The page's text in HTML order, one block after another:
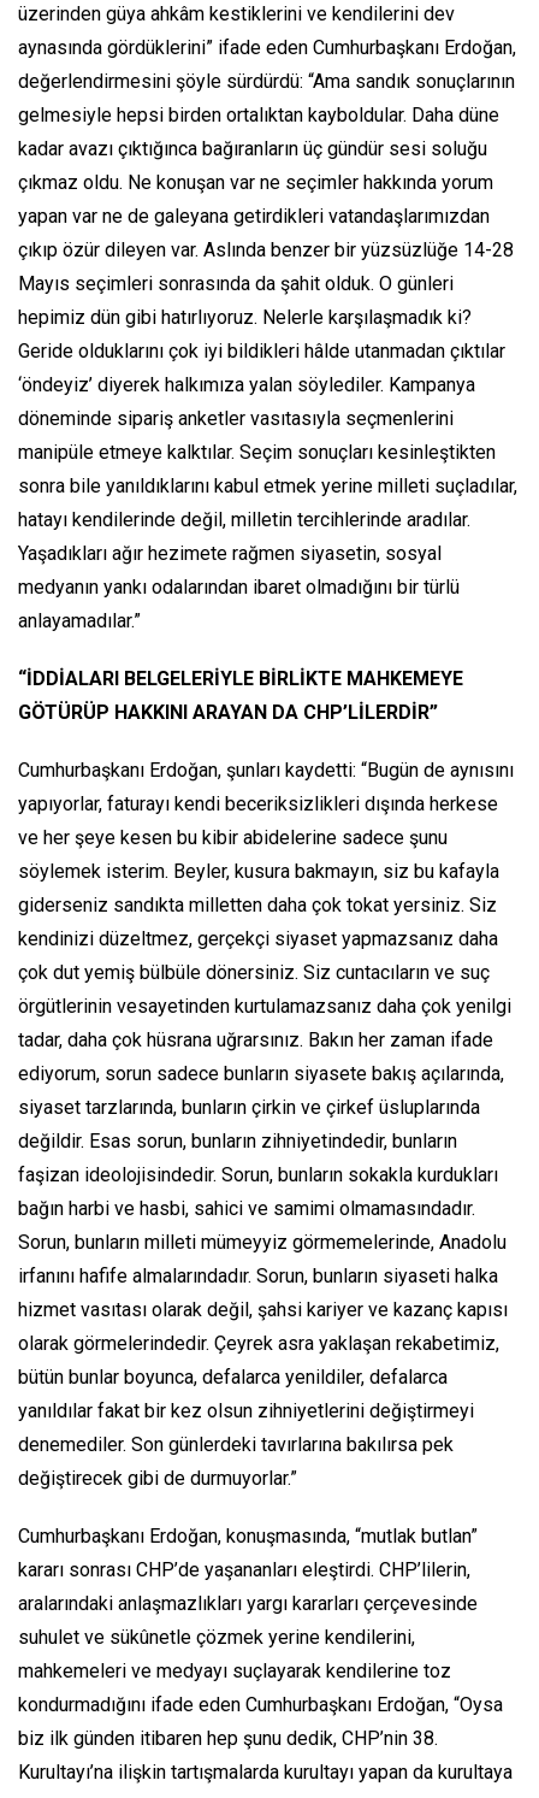
üzerinden güya ahkâm kestiklerini ve kendilerini dev
aynasında gördüklerini” ifade eden Cumhurbaşkanı Erdoğan,
değerlendirmesini şöyle sürdürdü: “Ama sandık sonuçlarının
gelmesiyle hepsi birden ortalıktan kayboldular. Daha düne
kadar avazı çıktığınca bağıranların üç gündür sesi soluğu
çıkmaz oldu. Ne konuşan var ne seçimler hakkında yorum
yapan var ne de galeyana getirdikleri vatandaşlarımızdan
çıkıp özür dileyen var. Aslında benzer bir yüzsüzlüğe 14-28
Mayıs seçimleri sonrasında da şahit olduk. O günleri
hepimiz dün gibi hatırlıyoruz. Nelerle karşılaşmadık ki?
Geride olduklarını çok iyi bildikleri hâlde utanmadan çıktılar
‘öndeyiz’ diyerek halkımıza yalan söylediler. Kampanya
döneminde sipariş anketler vasıtasıyla seçmenlerini
manipüle etmeye kalktılar. Seçim sonuçları kesinleştikten
sonra bile yanıldıklarını kabul etmek yerine milleti suçladılar,
hatayı kendilerinde değil, milletin tercihlerinde aradılar.
Yaşadıkları ağır hezimete rağmen siyasetin, sosyal
medyanın yankı odalarından ibaret olmadığını bir türlü
anlayamadılar.”
“İDDİALARI BELGELERİYLE BİRLİKTE MAHKEMEYE
GÖTÜRÜP HAKKINI ARAYAN DA CHP’LİLERDİR”
Cumhurbaşkanı Erdoğan, şunları kaydetti: “Bugün de aynısını
yapıyorlar, faturayı kendi beceriksizlikleri dışında herkese
ve her şeye kesen bu kibir abidelerine sadece şunu
söylemek isterim. Beyler, kusura bakmayın, siz bu kafayla
giderseniz sandıkta milletten daha çok tokat yersiniz. Siz
kendinizi düzeltmez, gerçekçi siyaset yapmazsanız daha
çok dut yemiş bülbüle dönersiniz. Siz cuntacıların ve suç
örgütlerinin vesayetinden kurtulamazsanız daha çok yenilgi
tadar, daha çok hüsrana uğrarsınız. Bakın her zaman ifade
ediyorum, sorun sadece bunların siyasete bakış açılarında,
siyaset tarzlarında, bunların çirkin ve çirkef üsluplarında
değildir. Esas sorun, bunların zihniyetindedir, bunların
faşizan ideolojisindedir. Sorun, bunların sokakla kurdukları
bağın harbi ve hasbi, sahici ve samimi olmamasındadır.
Sorun, bunların milleti mümeyyiz görmemelerinde, Anadolu
irfanını hafife almalarındadır. Sorun, bunların siyaseti halka
hizmet vasıtası olarak değil, şahsi kariyer ve kazanç kapısı
olarak görmelerindedir. Çeyrek asra yaklaşan rekabetimiz,
bütün bunlar boyunca, defalarca yenildiler, defalarca
yanıldılar fakat bir kez olsun zihniyetlerini değiştirmeyi
denemediler. Son günlerdeki tavırlarına bakılırsa pek
değiştirecek gibi de durmuyorlar.”
Cumhurbaşkanı Erdoğan, konuşmasında, “mutlak butlan”
kararı sonrası CHP’de yaşananları eleştirdi. CHP’lilerin,
aralarındaki anlaşmazlıkları yargı kararları çerçevesinde
suhulet ve sükûnetle çözmek yerine kendilerini,
mahkemeleri ve medyayı suçlayarak kendilerine toz
kondurmadığını ifade eden Cumhurbaşkanı Erdoğan, “Oysa
biz ilk günden itibaren hep şunu dedik, CHP’nin 38.
Kurultayı’na ilişkin tartışmalarda kurultayı yapan da kurultaya